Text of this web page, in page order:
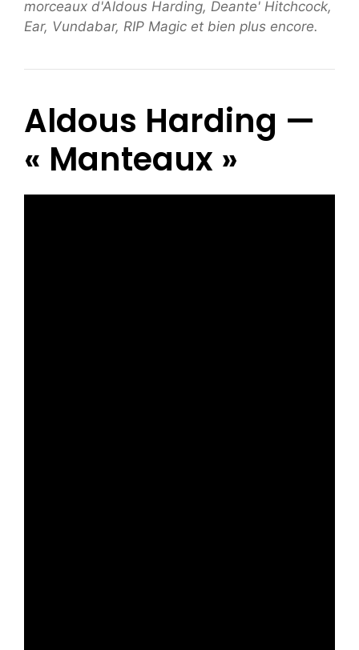
morceaux d'Aldous Harding, Deante' Hitchcock,
Ear, Vundabar, RIP Magic et bien plus encore.
Aldous Harding —
« Manteaux »